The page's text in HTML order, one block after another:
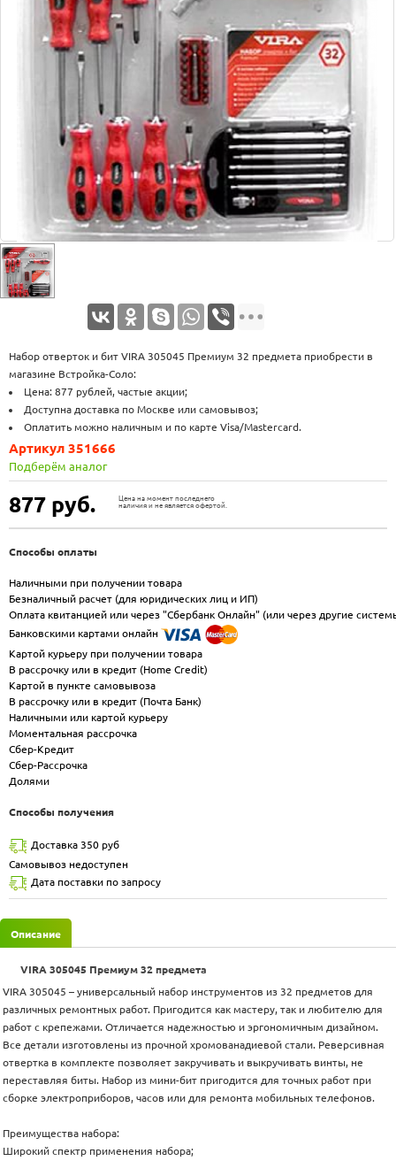
Набор отверток и бит VIRA 305045 Премиум 32 предмета приобрести в
магазине Встройка-Соло:
Цена: 877 рублей, частые акции;
Доступна доставка по Москве или самовывоз;
Оплатить можно наличным и по карте Visa/Mastercard.
877 руб.
Цена на момент последнего
наличия и не является офертой.
Артикул 351666
Подберём аналог
Способы оплаты
Наличными при получении товара
Безналичный расчет (для юридических лиц и ИП)
Оплата квитанцией или через "Сбербанк Онлайн" (или через другие
Банковскими картами онлайн
Картой курьеру при получении товара
В рассрочку или в кредит (Home Credit)
Картой в пункте самовывоза
В рассрочку или в кредит (Почта Банк)
Наличными или картой курьеру
Моментальная рассрочка
Сбер-Кредит
Сбер-Рассрочка
Долями
Способы получения
Доставка 350 руб
Самовывоз недоступен
Дата поставки по запросу
Описание
VIRA 305045 Премиум 32 предмета
VIRA 305045 – универсальный набор инструментов из 32 предметов для
различных ремонтных работ. Пригодится как мастеру, так и любителю для
работ с крепежами. Отличается надежностью и эргономичным дизайном.
Все детали изготовлены из прочной хромованадиевой стали. Реверсивная
отвертка в комплекте позволяет закручивать и выкручивать винты, не
переставляя биты. Набор из мини-бит пригодится для точных работ при
сборке электроприборов, часов или для ремонта мобильных телефонов.
Преимущества набора:
Широкий спектр применения набора;